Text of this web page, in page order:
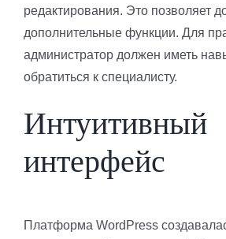
редактирования. Это позволяет
дополнительные функции. Для
администратор должен иметь
обратиться к специалисту.
Интуитивный
интерфейс
Платформа WordPress